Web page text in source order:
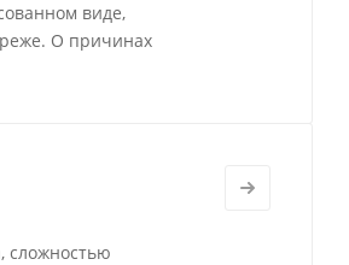
виде,
О причинах
сложностью